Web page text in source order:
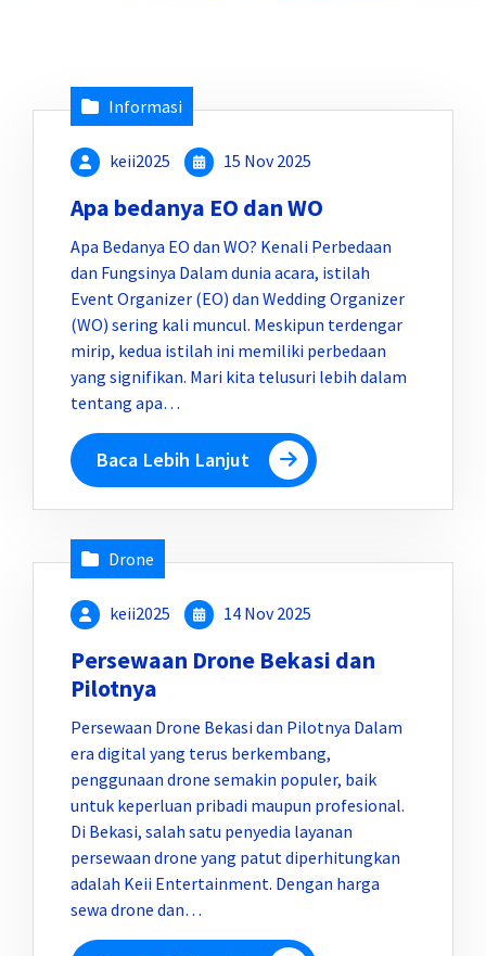
Informasi
keii2025 15 Nov 2025
Apa bedanya EO dan WO
Apa Bedanya EO dan WO? Kenali Perbedaan
dan Fungsinya Dalam dunia acara, istilah
Event Organizer (EO) dan Wedding Organizer
(WO) sering kali muncul. Meskipun terdengar
mirip, kedua istilah ini memiliki perbedaan
yang signifikan. Mari kita telusuri lebih dalam
tentang apa…
Baca Lebih Lanjut
Drone
keii2025 14 Nov 2025
Persewaan Drone Bekasi dan
Pilotnya
Persewaan Drone Bekasi dan Pilotnya Dalam
era digital yang terus berkembang,
penggunaan drone semakin populer, baik
untuk keperluan pribadi maupun profesional.
Di Bekasi, salah satu penyedia layanan
persewaan drone yang patut diperhitungkan
adalah Keii Entertainment. Dengan harga
sewa drone dan…